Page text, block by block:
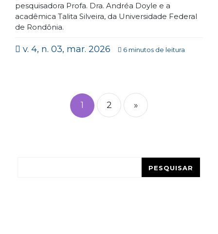
pesquisadora Profa. Dra. Andréa Doyle e a
acadêmica Talita Silveira, da Universidade Federal
de Rondônia.
v. 4, n. 03, mar. 2026 6 minutos de leitura
de
posts
1 2 »
PESQUISAR